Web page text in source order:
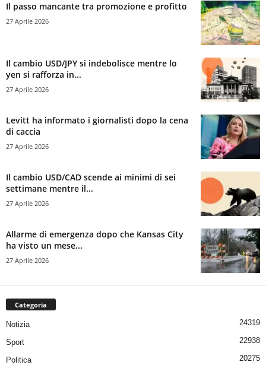
Il passo mancante tra promozione e profitto
27 Aprile 2026
Il cambio USD/JPY si indebolisce mentre lo
yen si rafforza in...
27 Aprile 2026
Levitt ha informato i giornalisti dopo la cena
di caccia
27 Aprile 2026
Il cambio USD/CAD scende ai minimi di sei
settimane mentre il...
27 Aprile 2026
Allarme di emergenza dopo che Kansas City
ha visto un mese...
27 Aprile 2026
Categoria
Notizia 24319
Sport 22938
Politica 20275